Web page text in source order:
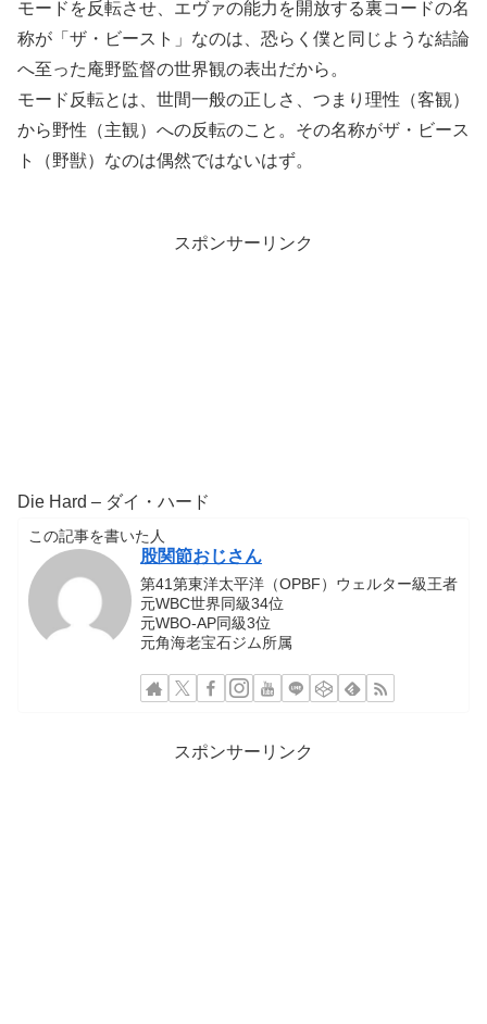
モードを反転させ、エヴァの能力を開放する裏コードの名
称が「ザ・ビースト」なのは、恐らく僕と同じような結論
へ至った庵野監督の世界観の表出だから。
モード反転とは、世間一般の正しさ、つまり理性（客観）
から野性（主観）への反転のこと。その名称がザ・ビース
ト（野獣）なのは偶然ではないはず。
スポンサーリンク
Die Hard – ダイ・ハード
この記事を書いた人
股関節おじさん
第41第東洋太平洋（OPBF）ウェルター級王者
元WBC世界同級34位
元WBO-AP同級3位
元角海老宝石ジム所属
スポンサーリンク